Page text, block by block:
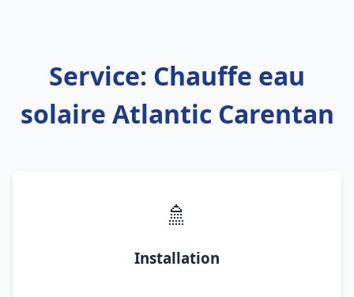
Service: Chauffe eau
solaire Atlantic Carentan
🚿
Installation